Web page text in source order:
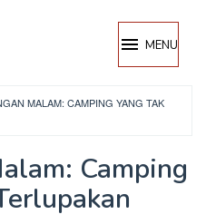
MENU
MALAM: CAMPING YANG TAK
Camping